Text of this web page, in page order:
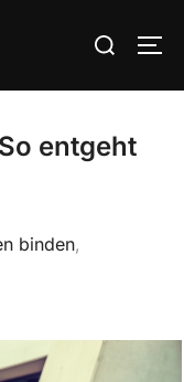
Suchen
entgeht
binden,